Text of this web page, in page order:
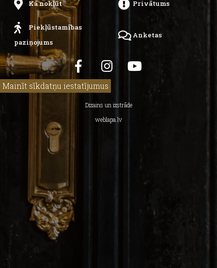
Kā nokļūt Privātums
Piekļūstamības
paziņojums
Anketas
Mainīt sīkdatņu iestatījumus
Dizains un izstrāde
weblapa.lv